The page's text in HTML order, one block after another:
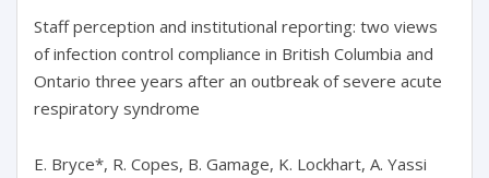
Staff perception and institutional reporting: two views
of infection control compliance in British Columbia and
Ontario three years after an outbreak of severe acute
respiratory syndrome
E. Bryce*, R. Copes, B. Gamage, K. Lockhart, A. Yassi